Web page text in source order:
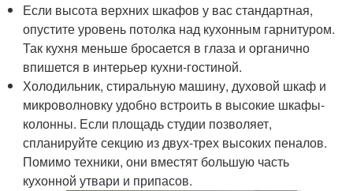
Если высота верхних шкафов у вас стандартная,
опустите уровень потолка над кухонным гарнитуром.
Так кухня меньше бросается в глаза и органично
впишется в интерьер кухни-гостиной.
Холодильник, стиральную машину, духовой шкаф и
микроволновку удобно встроить в высокие шкафы-
колонны. Если площадь студии позволяет,
спланируйте секцию из двух-трех высоких пеналов.
Помимо техники, они вместят большую часть
кухонной утвари и припасов.